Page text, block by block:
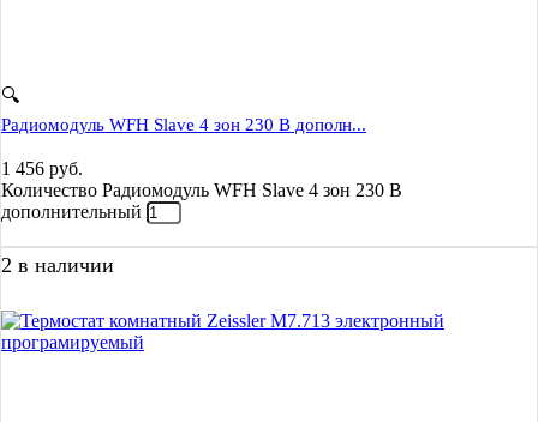
🔍
Радиомодуль WFH Slave 4 зон 230 В дополн...
1 456 руб.
Количество Радиомодуль WFH Slave 4 зон 230 В
дополнительный
2 в наличии